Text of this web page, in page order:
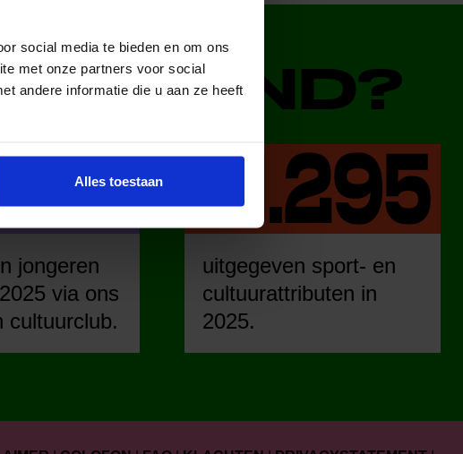
social media te bieden en om ons
met onze partners voor social
andere informatie die u aan ze heeft
Alles toestaan
jongeren
via ons
cultuurclub.
uitgegeven sport- en
cultuurattributen in
2025.